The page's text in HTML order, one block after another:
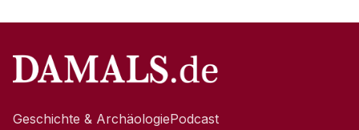
Geschichte & ArchäologiePodcast